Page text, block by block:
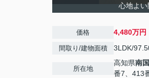
心地よ
価格 4,480万円
間取り/建物面積 3LDK/
所在地
高知県南
番7、413